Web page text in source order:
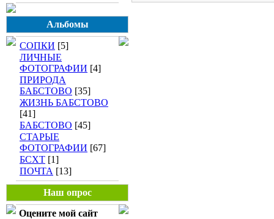
Альбомы
СОПКИ [5]
ЛИЧНЫЕ
ФОТОГРАФИИ [4]
ПРИРОДА
БАБСТОВО [35]
ЖИЗНЬ БАБСТОВО
[41]
БАБСТОВО [45]
СТАРЫЕ
ФОТОГРАФИИ [67]
БСХТ [1]
ПОЧТА [13]
Наш опрос
Оцените мой сайт